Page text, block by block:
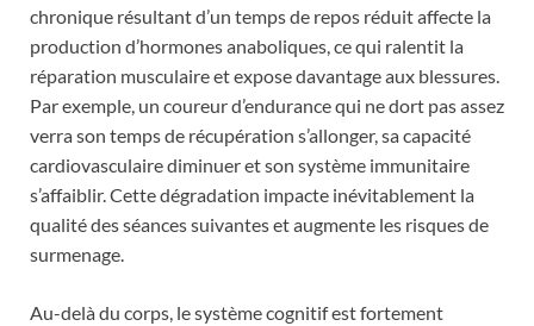
chronique résultant d’un temps de repos réduit affecte la
production d’hormones anaboliques, ce qui ralentit la
réparation musculaire et expose davantage aux blessures.
Par exemple, un coureur d’endurance qui ne dort pas assez
verra son temps de récupération s’allonger, sa capacité
cardiovasculaire diminuer et son système immunitaire
s’affaiblir. Cette dégradation impacte inévitablement la
qualité des séances suivantes et augmente les risques de
surmenage.
Au-delà du corps, le système cognitif est fortement